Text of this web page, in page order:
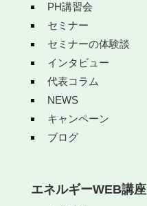
PH講習会
セミナー
セミナーの体験談
インタビュー
代表コラム
NEWS
キャンペーン
ブログ
エネルギーWEB講座